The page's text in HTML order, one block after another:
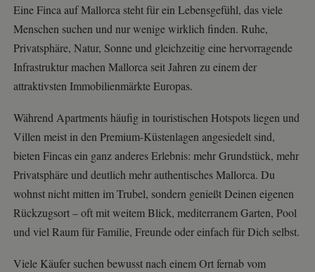
Eine Finca auf Mallorca steht für ein Lebensgefühl, das viele
Menschen suchen und nur wenige wirklich finden. Ruhe,
Privatsphäre, Natur, Sonne und gleichzeitig eine hervorragende
Infrastruktur machen Mallorca seit Jahren zu einem der
attraktivsten Immobilienmärkte Europas.
Während Apartments häufig in touristischen Hotspots liegen und
Villen meist in den Premium-Küstenlagen angesiedelt sind,
bieten Fincas ein ganz anderes Erlebnis: mehr Grundstück, mehr
Privatsphäre und deutlich mehr authentisches Mallorca. Du
wohnst nicht mitten im Trubel, sondern genießt Deinen eigenen
Rückzugsort – oft mit weitem Blick, mediterranem Garten, Pool
und viel Raum für Familie, Freunde oder einfach für Dich selbst.
Viele Käufer suchen bewusst nach einem Ort fernab vom